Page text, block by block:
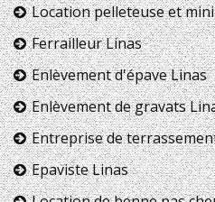
Location pelleteuse et
Ferrailleur Linas
Enlèvement d'épave Linas
Enlèvement de gravats
Entreprise de
Epaviste Linas